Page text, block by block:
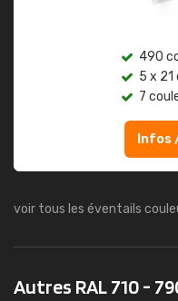
490
5 x
7
Infos
voir tous les éventails
Autres RAL 710 -